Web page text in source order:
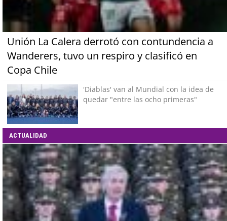
Unión La Calera derrotó con contundencia a
Wanderers, tuvo un respiro y clasificó en
Copa Chile
'Diablas' van al Mundial con la idea de
quedar "entre las ocho primeras"
ACTUALIDAD